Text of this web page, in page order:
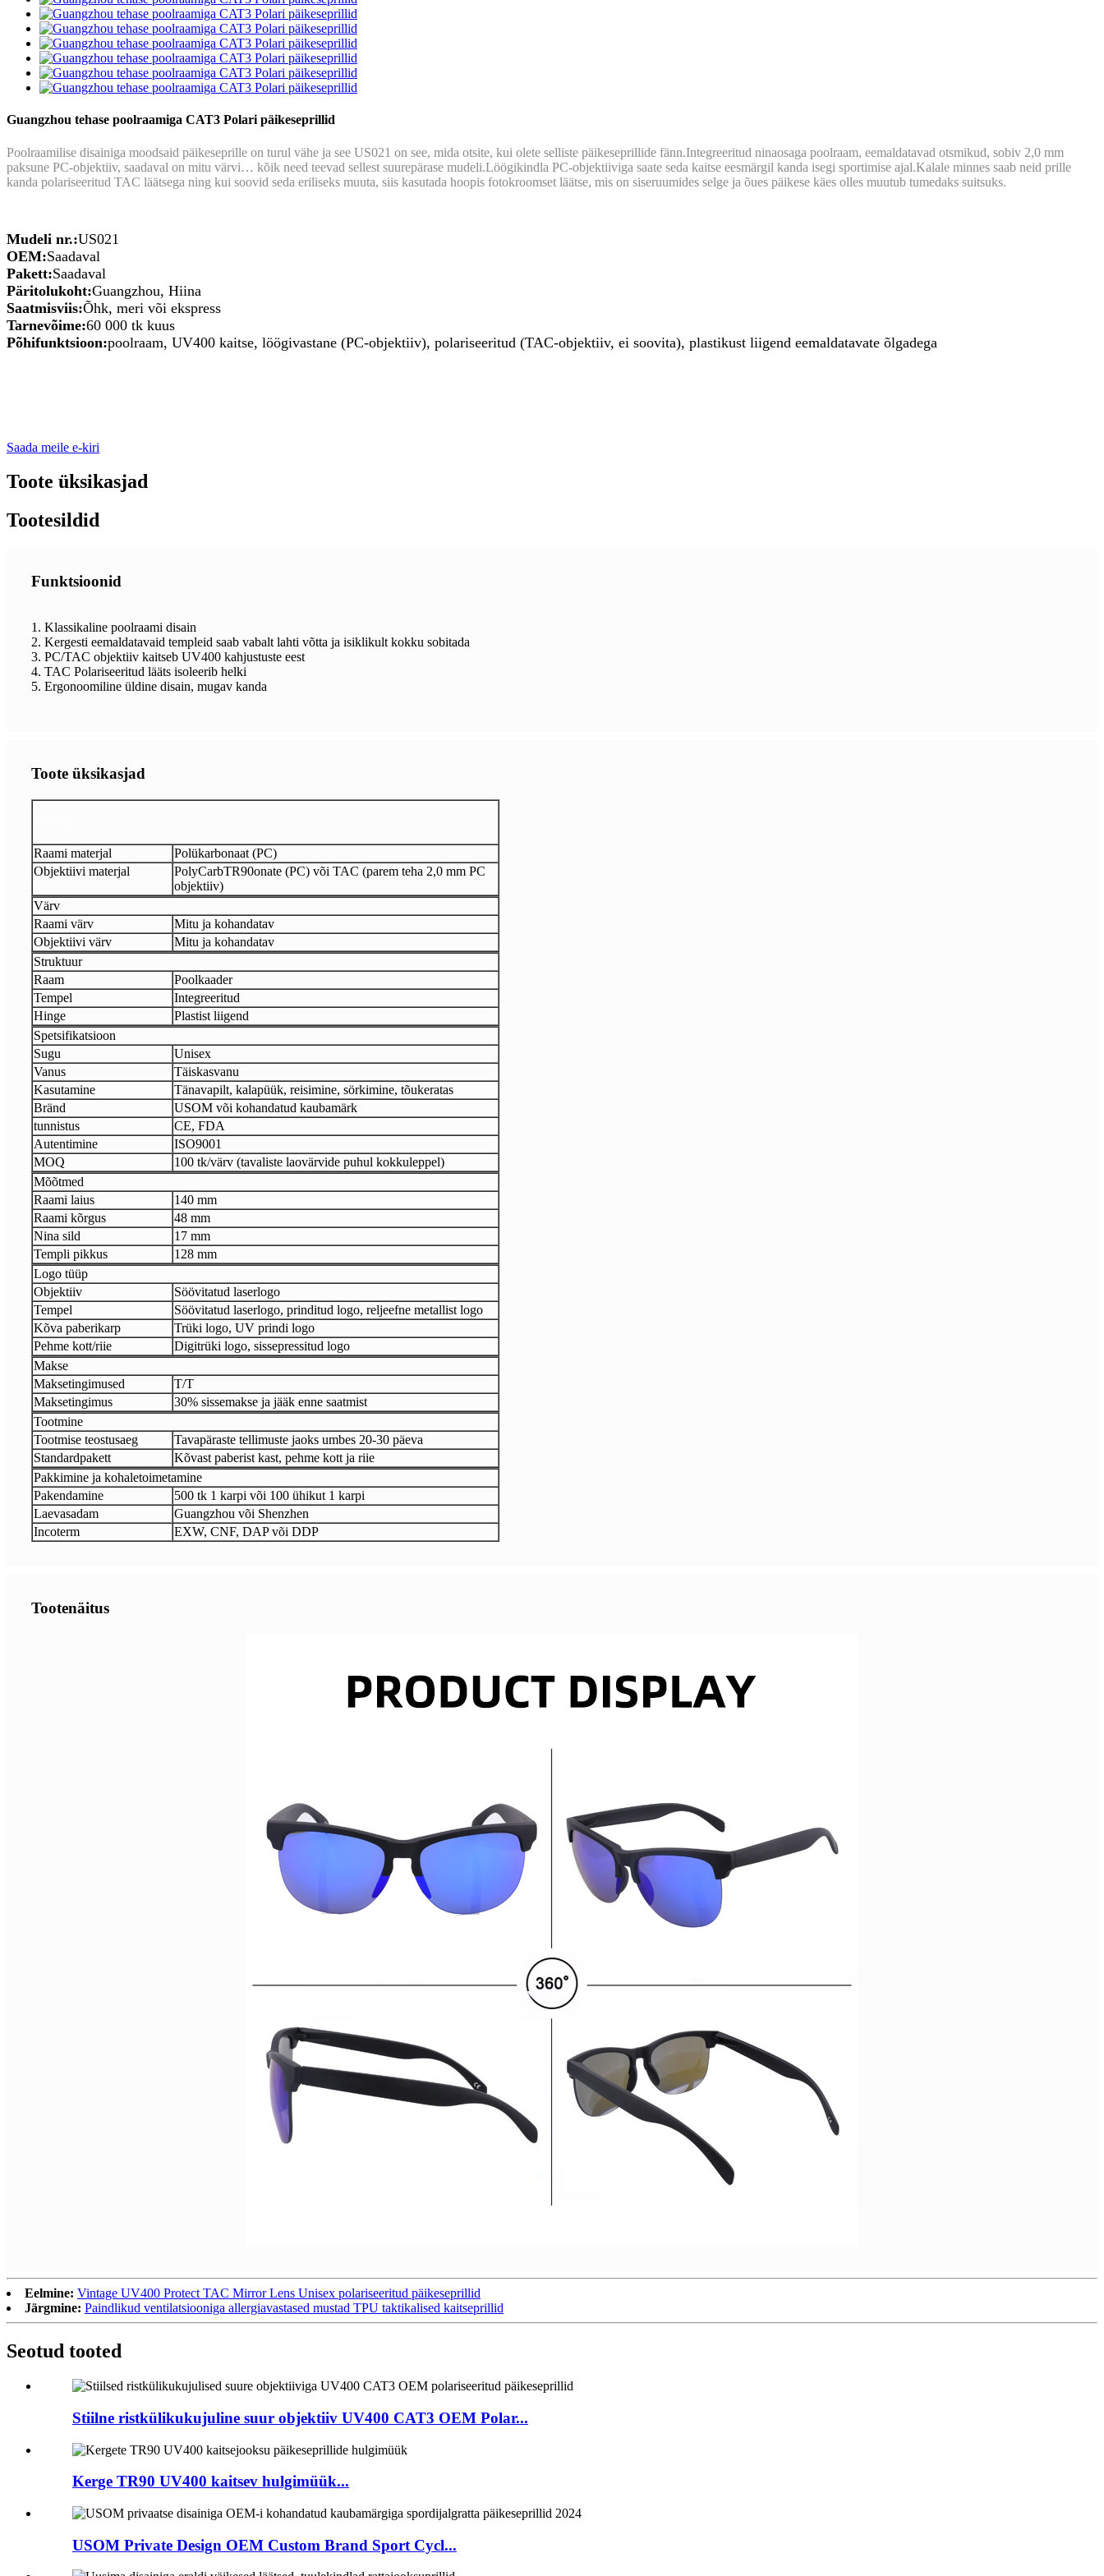
Guangzhou tehase poolraamiga CAT3 Polari päikeseprillid
Poolraamilise disainiga moodsaid päikeseprille on turul vähe ja see US021 on see, mida otsite, kui olete selliste päikeseprillide fänn.Integreeritud ninaosaga poolraam, eemaldatavad otsmikud, sobiv 2,0 mm
paksune PC-objektiiv, saadaval on mitu värvi… kõik need teevad sellest suurepärase mudeli.Löögikindla PC-objektiiviga saate seda kaitse eesmärgil kanda isegi sportimise ajal.Kalale minnes saab neid prille
kanda polariseeritud TAC läätsega ning kui soovid seda eriliseks muuta, siis kasutada hoopis fotokroomset läätse, mis on siseruumides selge ja õues päikese käes olles muutub tumedaks suitsuks.
Mudeli nr.:US021
OEM:Saadaval
Pakett:Saadaval
Päritolukoht:Guangzhou, Hiina
Saatmisviis:Õhk, meri või ekspress
Tarnevõime:60 000 tk kuus
Põhifunktsioon:poolraam, UV400 kaitse, löögivastane (PC-objektiiv), polariseeritud (TAC-objektiiv, ei soovita), plastikust liigend eemaldatavate õlgadega
Saada meile e-kiri
Toote üksikasjad
Tootesildid
Funktsioonid
1. Klassikaline poolraami disain
2. Kergesti eemaldatavaid templeid saab vabalt lahti võtta ja isiklikult kokku sobitada
3. PC/TAC objektiiv kaitseb UV400 kahjustuste eest
4. TAC Polariseeritud lääts isoleerib helki
5. Ergonoomiline üldine disain, mugav kanda
Toote üksikasjad
Raami materjal
Polükarbonaat (PC)
Objektiivi materjal
PolyCarbTR90onate (PC) või TAC (parem teha 2,0 mm PC
objektiiv)
Värv
Raami värv
Mitu ja kohandatav
Objektiivi värv
Mitu ja kohandatav
Struktuur
Raam
Poolkaader
Tempel
Integreeritud
Hinge
Plastist liigend
Spetsifikatsioon
Sugu
Unisex
Vanus
Täiskasvanu
Kasutamine
Tänavapilt, kalapüük, reisimine, sörkimine, tõukeratas
Bränd
USOM või kohandatud kaubamärk
tunnistus
CE, FDA
Autentimine
ISO9001
MOQ
100 tk/värv (tavaliste laovärvide puhul kokkuleppel)
Mõõtmed
Raami laius
140 mm
Raami kõrgus
48 mm
Nina sild
17 mm
Templi pikkus
128 mm
Logo tüüp
Objektiiv
Söövitatud laserlogo
Tempel
Söövitatud laserlogo, prinditud logo, reljeefne metallist logo
Kõva paberikarp
Trüki logo, UV prindi logo
Pehme kott/riie
Digitrüki logo, sissepressitud logo
Makse
Maksetingimused
T/T
Maksetingimus
30% sissemakse ja jääk enne saatmist
Tootmine
Tootmise teostusaeg
Tavapäraste tellimuste jaoks umbes 20-30 päeva
Standardpakett
Kõvast paberist kast, pehme kott ja riie
Pakkimine ja kohaletoimetamine
Pakendamine
500 tk 1 karpi või 100 ühikut 1 karpi
Laevasadam
Guangzhou või Shenzhen
Incoterm
EXW, CNF, DAP või DDP
Tootenäitus
Eelmine: Vintage UV400 Protect TAC Mirror Lens Unisex polariseeritud päikeseprillid
Järgmine: Paindlikud ventilatsiooniga allergiavastased mustad TPU taktikalised kaitseprillid
Seotud tooted
Stiilne ristkülikukujuline suur objektiiv UV400 CAT3 OEM Polar...
Kerge TR90 UV400 kaitsev hulgimüük...
USOM Private Design OEM Custom Brand Sport Cycl...